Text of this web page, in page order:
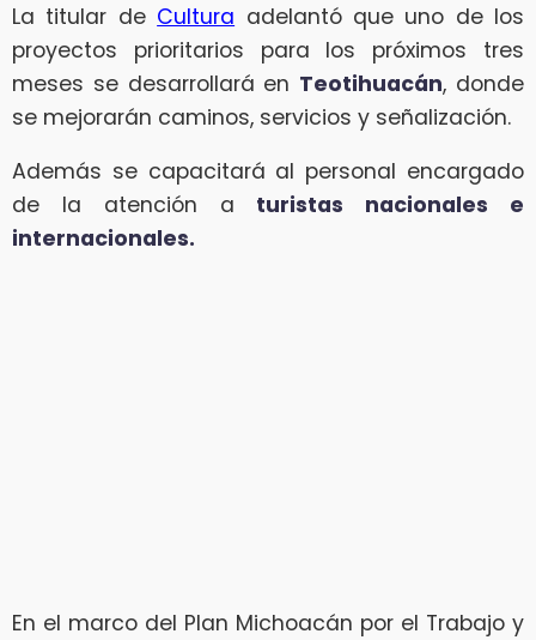
La titular de Cultura adelantó que uno de los
proyectos prioritarios para los próximos tres
meses se desarrollará en Teotihuacán, donde
se mejorarán caminos, servicios y señalización.
Además se capacitará al personal encargado
de la atención a turistas nacionales e
internacionales.
En el marco del Plan Michoacán por el Trabajo y